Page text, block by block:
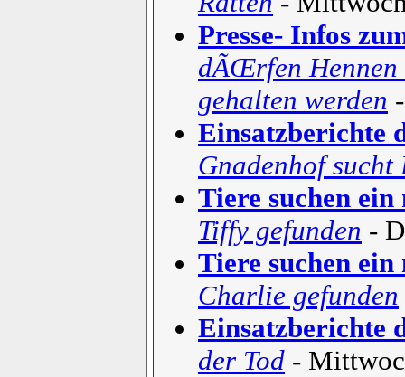
Presse- Infos
dÃŒrfen Hennen
gehalten werden
Einsatzberichte
Gnadenhof sucht
Tiere suchen ein
Tiffy gefunden -
Tiere suchen ein
Charlie gefunden
Einsatzberichte
der Tod -